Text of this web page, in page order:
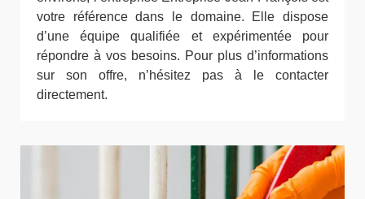
votre référence dans le domaine. Elle dispose
d’une équipe qualifiée et expérimentée pour
répondre à vos besoins. Pour plus d’informations
sur son offre, n’hésitez pas à le contacter
directement.